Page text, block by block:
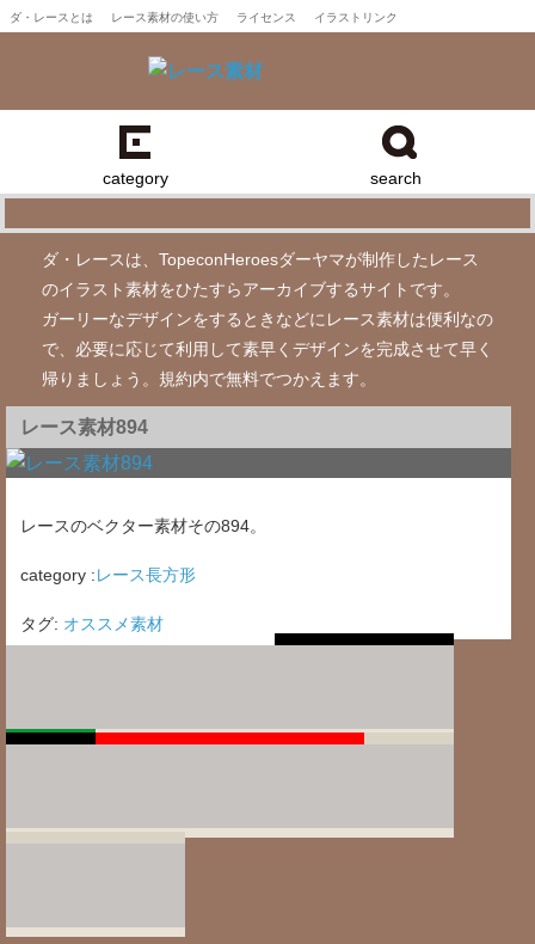
ダ・レースとは レース素材の使い方 ライセンス イラストリンク
category search
ダ・レースは、TopeconHeroesダーヤマが制作したレース
のイラスト素材をひたすらアーカイブするサイトです。
ガーリーなデザインをするときなどにレース素材は便利なの
で、必要に応じて利用して素早くデザインを完成させて早く
帰りましょう。規約内で無料でつかえます。
レース素材894
レースのベクター素材その894。
category : レース長方形
タグ: オススメ素材